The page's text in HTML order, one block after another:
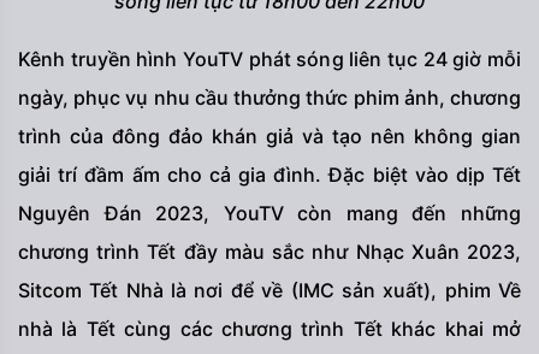
Kênh truyền hình YouTV phát sóng liên tục 24 giờ mỗi
ngày, phục vụ nhu cầu thưởng thức phim ảnh, chương
trình của đông đảo khán giả và tạo nên không gian
giải trí đầm ấm cho cả gia đình. Đặc biệt vào dịp Tết
Nguyên Đán 2023, YouTV còn mang đến những
chương trình Tết đầy màu sắc như Nhạc Xuân 2023,
Sitcom Tết Nhà là nơi để về (IMC sản xuất), phim Về
nhà là Tết cùng các chương trình Tết khác khai mở